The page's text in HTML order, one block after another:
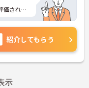
価される
替えも可
どさらに
談くださ
紹介してもらう
示